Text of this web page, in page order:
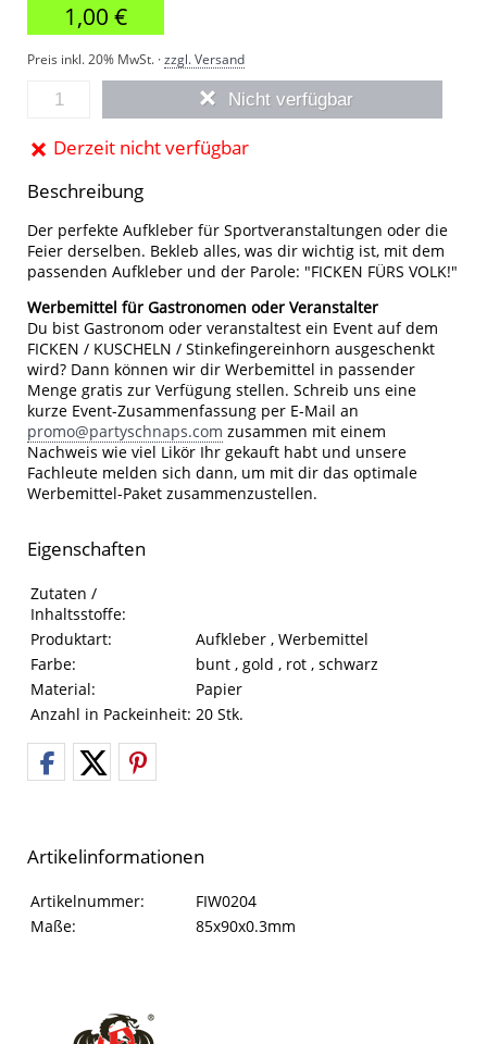
1,00 €
Preis inkl. 20% MwSt. ·zzgl. Versand
Nicht verfügbar
Derzeit nicht verfügbar
Beschreibung
Der perfekte Aufkleber für Sportveranstaltungen oder die
Feier derselben. Bekleb alles, was dir wichtig ist, mit dem
passenden Aufkleber und der Parole: "FICKEN FÜRS VOLK!"
Werbemittel für Gastronomen oder Veranstalter
Du bist Gastronom oder veranstaltest ein Event auf dem
FICKEN / KUSCHELN / Stinkefingereinhorn ausgeschenkt
wird? Dann können wir dir Werbemittel in passender
Menge gratis zur Verfügung stellen. Schreib uns eine
kurze Event-Zusammenfassung per E-Mail an
promo@partyschnaps.com zusammen mit einem
Nachweis wie viel Likör Ihr gekauft habt und unsere
Fachleute melden sich dann, um mit dir das optimale
Werbemittel-Paket zusammenzustellen.
Eigenschaften
Eigenschaften des Produkts
Eigenschaft
Zutaten /
Inhaltsstoffe:
Produktart:
Aufkleber , Werbemittel
Farbe:
bunt , gold , rot , schwarz
Material:
Papier
Anzahl in Packeinheit: 20 Stk.
Artikelinformationen
Artikelinformationen
Eigenschaft Wert
Artikelnummer:
FIW0204
Maße:
85x90x0.3mm